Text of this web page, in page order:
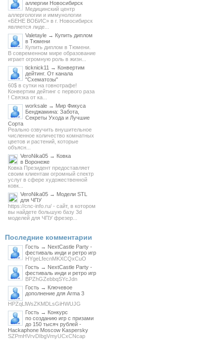
аллергии Новосибирск
Медицинский центр
аллергологии и иммунологии
«БЕНЕ ВОБИС» в г. Новосибирск
является лиде...
Valetayle → Купить диплом
в Тюмени
Купить диплом в Тюмени.
В современном мире образование
играет огромную роль в жизн...
ticknick11 → Конвертим
дейтинг. От канала
"Схематозы"
60$ в сутки на говнотрафе!
Конвертим дейтинг с первого раза
! Связка от ка...
worksale → Мир Фикуса
Бенджамина: Забота,
Секреты Ухода и Лучшие
Сорта
Реально озвучить внушительное
численное количество комнатных
цветов и растений, которые
объясн...
VeroNika05 → Ковка
в Воронеже
Ковка Президент предоставляет
своим клиентам огромный спектр
услуг в сфере художественной
ковк...
VeroNika05 → Модели STL
для ЧПУ
https://cnc-info.ru/ - сайт, в котором
вы найдете большую базу 3d
моделей для ЧПУ фрезер...
Последние комментарии
Гость → NextCastle Party -
фестиваль инди и ретро игр
HYgeLfecnMKXCQxCuO
Гость → NextCastle Party -
фестиваль инди и ретро игр
BPZhGZebbqSYcJdn
Гость → Ключевое
дополнение для Arma 3
HPZqLlWsZKMDLsGiHWUJG
Гость → Конкурс
по созданию игр с призами
до 150 тысяч рублей -
Hackaphone Moscow Kaspersky
SZPmHVrvDIbgVmyUCxCNcap